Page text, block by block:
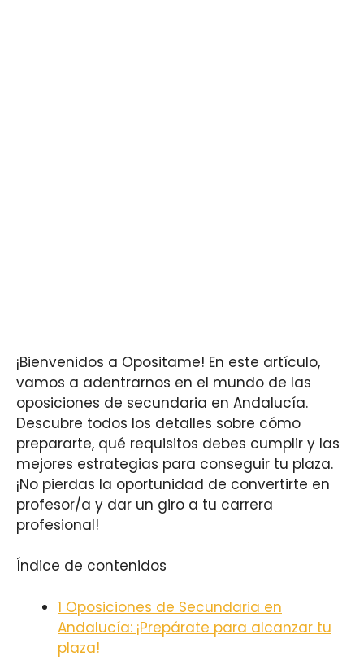
¡Bienvenidos a Opositame! En este artículo,
vamos a adentrarnos en el mundo de las
oposiciones de secundaria en Andalucía.
Descubre todos los detalles sobre cómo
prepararte, qué requisitos debes cumplir y las
mejores estrategias para conseguir tu plaza.
¡No pierdas la oportunidad de convertirte en
profesor/a y dar un giro a tu carrera
profesional!
Índice de contenidos
1 Oposiciones de Secundaria en
Andalucía: ¡Prepárate para alcanzar tu
plaza!